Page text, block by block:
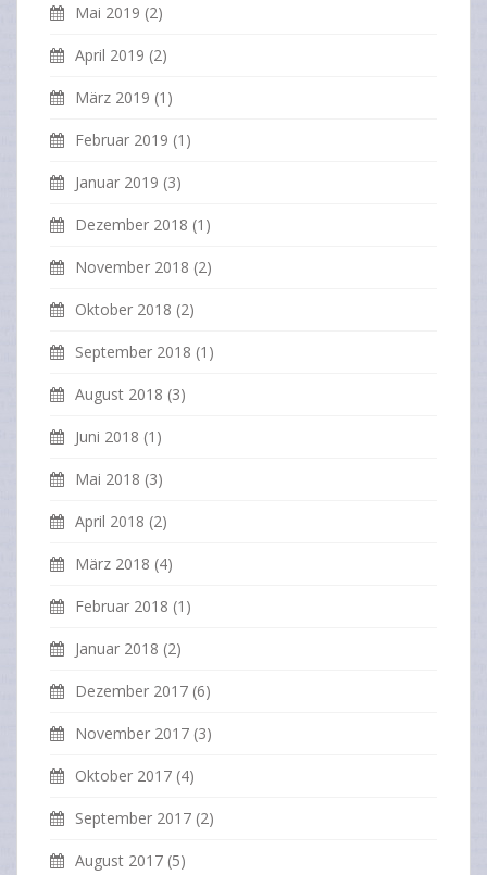
Mai 2019 (2)
April 2019 (2)
März 2019 (1)
Februar 2019 (1)
Januar 2019 (3)
Dezember 2018 (1)
November 2018 (2)
Oktober 2018 (2)
September 2018 (1)
August 2018 (3)
Juni 2018 (1)
Mai 2018 (3)
April 2018 (2)
März 2018 (4)
Februar 2018 (1)
Januar 2018 (2)
Dezember 2017 (6)
November 2017 (3)
Oktober 2017 (4)
September 2017 (2)
August 2017 (5)